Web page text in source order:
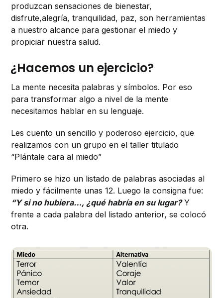
produzcan sensaciones de bienestar,
disfrute,alegría, tranquilidad, paz, son herramientas
a nuestro alcance para gestionar el miedo y
propiciar nuestra salud.
¿Hacemos un ejercicio?
La mente necesita palabras y símbolos. Por eso
para transformar algo a nivel de la mente
necesitamos hablar en su lenguaje.
Les cuento un sencillo y poderoso ejercicio, que
realizamos con un grupo en el taller titulado
“Plántale cara al miedo”
Primero se hizo un listado de palabras asociadas al
miedo y fácilmente unas 12. Luego la consigna fue:
“Y si no hubiera…, ¿qué habría en su lugar?Y
frente a cada palabra del listado anterior, se colocó
otra.